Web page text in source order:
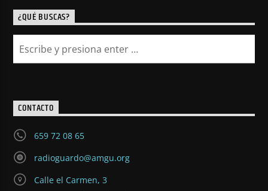
¿QUÉ BUSCAS?
CONTACTO
659 72 08 65
radioguardo@amgu.org
Calle el Carmen, 3